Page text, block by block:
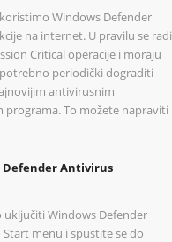
Windows Defender
na internet. U pravilu se radi
Critical operacije i moraju
periodički dograditi
antivirusnim
To možete napraviti
Antivirus
Windows Defender
menu i spustite se do